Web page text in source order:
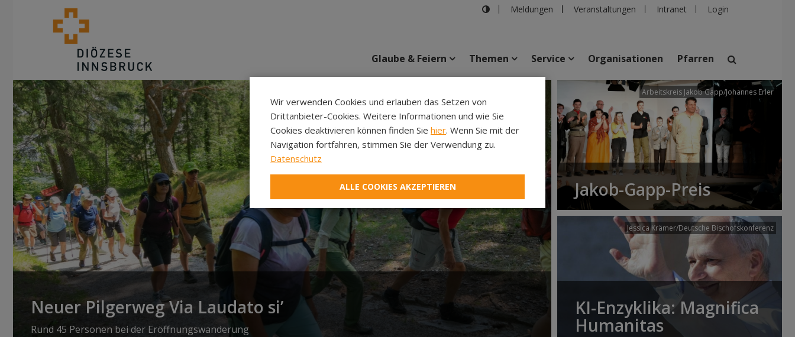
Meldungen Veranstaltungen Intranet Login
suchen
Veranstaltungen Personen Pfarren Einrichtungen
Glaube & Feiern Themen Service Organisationen Pfarren
Neuer Pilgerweg Via Laudato si’
Rund 45 Personen bei der Eröffnungswanderung
Arbeitskreis Jakob Gapp/Johannes Erler
Jakob-Gapp-Preis
Jessica Krämer/Deutsche Bischofskonferenz
KI-Enzyklika: Magnifica
Humanitas
Wir verwenden Cookies und erlauben das Setzen von
Drittanbieter-Cookies. Weitere Informationen und wie Sie
Cookies deaktivieren können finden Sie hier. Wenn Sie mit der
Navigation fortfahren, stimmen Sie der Verwendung zu.
Datenschutz
ALLE COOKIES AKZEPTIEREN